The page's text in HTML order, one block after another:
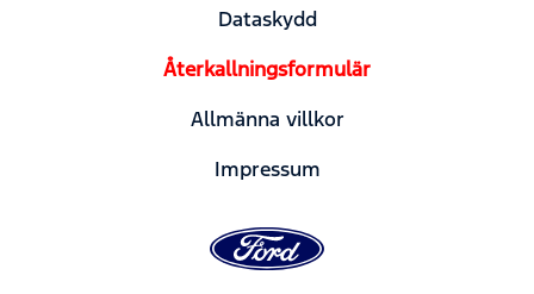
Dataskydd
Återkallningsformulär
Allmänna villkor
Impressum